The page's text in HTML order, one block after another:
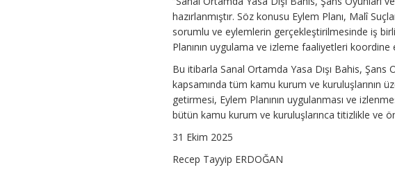
hazırlanmıştır. Söz konusu Eylem Planı, Malî
sorumlu ve eylemlerin gerçekleştirilmesinde iş
Planının uygulama ve izleme faaliyetleri koordine
Bu itibarla Sanal Ortamda Yasa Dışı Bahis, Şans
kapsamında tüm kamu kurum ve kuruluşlarının
getirmesi, Eylem Planının uygulanması ve
bütün kamu kurum ve kuruluşlarınca titizlikle ve
31 Ekim 2025
Recep Tayyip ERDOĞAN